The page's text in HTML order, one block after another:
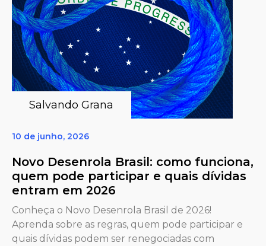
Salvando Grana
10 de junho, 2026
Novo Desenrola Brasil: como funciona,
quem pode participar e quais dívidas
entram em 2026
Conheça o Novo Desenrola Brasil de 2026!
Aprenda sobre as regras, quem pode participar e
quais dívidas podem ser renegociadas com